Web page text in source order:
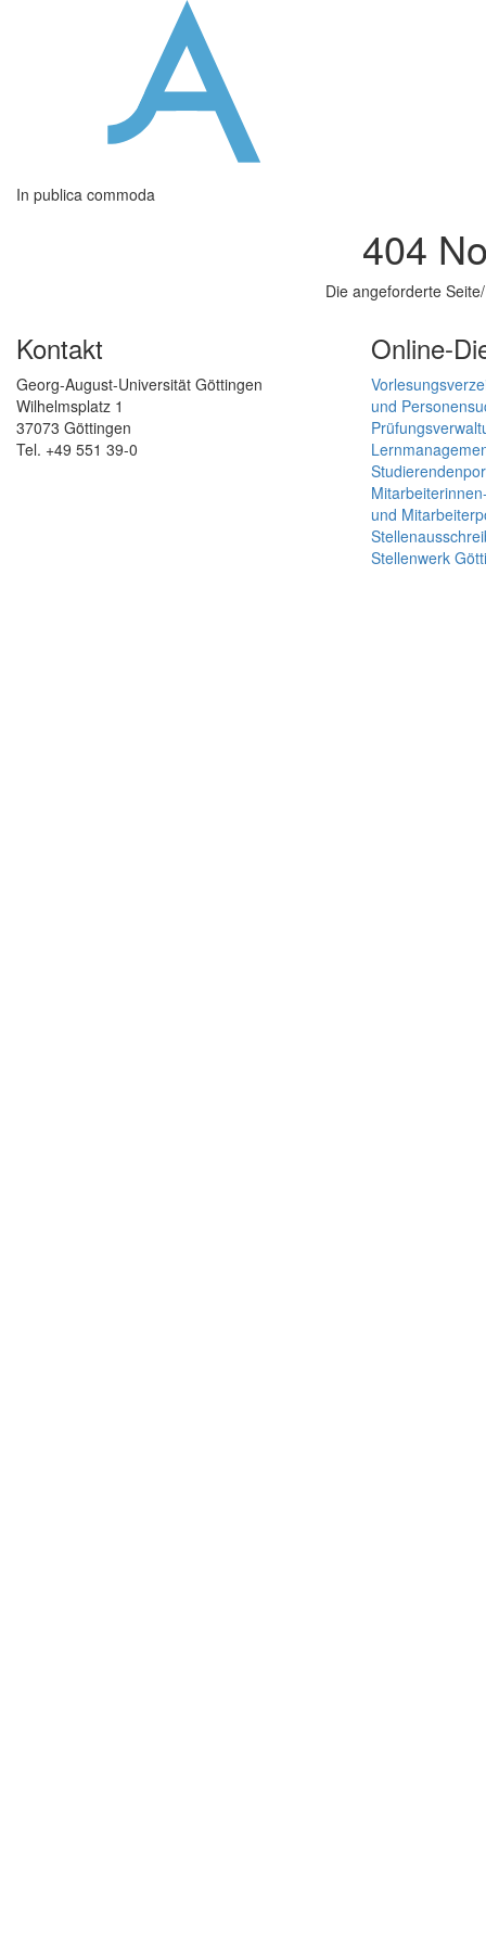
In publica commoda
404
Die angeforderte
Kontakt
Georg-August-Universität Göttingen
Wilhelmsplatz 1
37073 Göttingen
Tel. +49 551 39-0
Online-
und
und
Stellenwerk